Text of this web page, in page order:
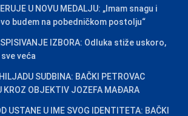
U NOVU MEDALJU: „Imam snagu i
budem na pobedničkom postolju“
IZBORA: Odluka stiže uskoro,
veća
SUDBINA: BAČKI PETROVAC
KROZ OBJEKTIV JOZEFA MAĐARA
USTANE U IME SVOG IDENTITETA: BAČKI